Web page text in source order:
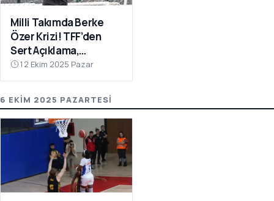
Milli Takımda Berke
Özer Krizi! TFF’den
Sert Açıklama,
Kaleciden Yanıt
Gecikmedi
12 Ekim 2025 Pazar
6 EKIM 2025 PAZARTESI